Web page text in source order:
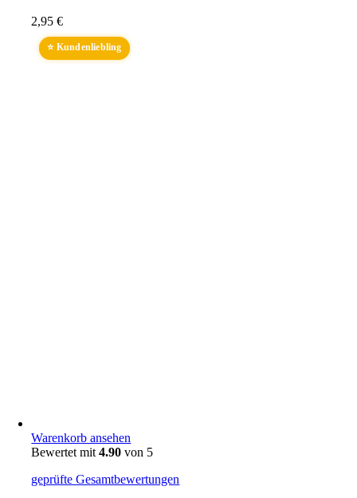
2,95€
⭐ Kundenliebling
Warenkorb ansehen
Bewertet mit4.90 von 5
geprüfte Gesamtbewertungen